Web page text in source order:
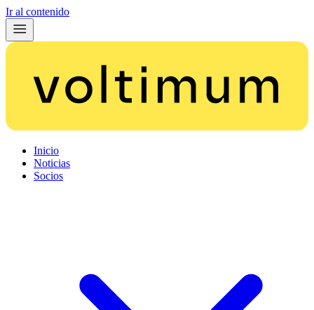
Ir al contenido
Inicio
Noticias
Socios